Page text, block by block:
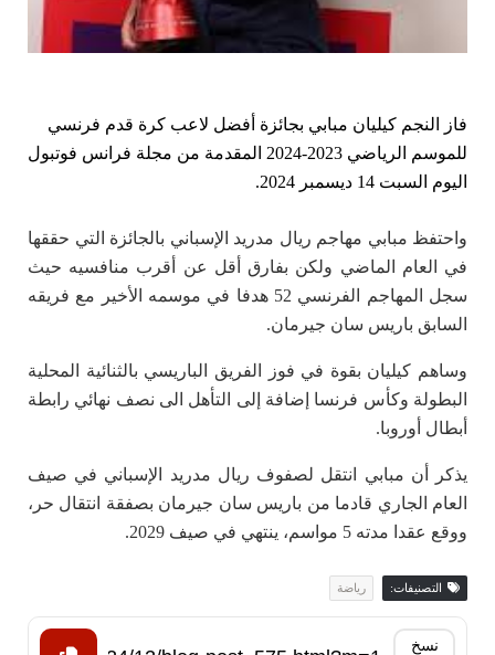
فاز النجم كيليان مبابي بجائزة أفضل لاعب كرة قدم فرنسي
للموسم الرياضي 2023-2024 المقدمة من مجلة فرانس فوتبول
اليوم السبت 14 ديسمبر 2024.
واحتفظ مبابي مهاجم ريال مدريد الإسباني بالجائزة التي حققها
في العام الماضي ولكن بفارق أقل عن أقرب منافسيه حيث
سجل المهاجم الفرنسي 52 هدفا في موسمه الأخير مع فريقه
السابق باريس سان جيرمان.
وساهم كيليان بقوة في فوز الفريق الباريسي بالثنائية المحلية
البطولة وكأس فرنسا إضافة إلى التأهل الى نصف نهائي رابطة
أبطال أوروبا.
يذكر أن مبابي انتقل لصفوف ريال مدريد الإسباني في صيف
العام الجاري قادما من باريس سان جيرمان بصفقة انتقال حر،
ووقع عقدا مدته 5 مواسم، ينتهي في صيف 2029.
التصنيفات: رياضة
نسخ